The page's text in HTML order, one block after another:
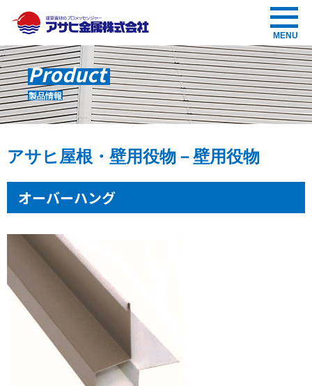
MENU
Product
製品情報
アサヒ屋根・壁用役物－壁用役物
オーバーハング